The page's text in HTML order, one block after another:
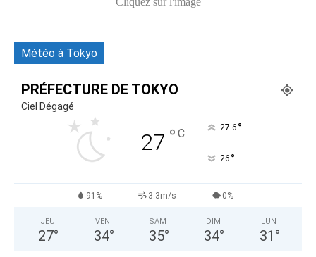
Météo à Tokyo
PRÉFECTURE DE TOKYO
Ciel Dégagé
27 ° C 27.6 °
26 °
91% 3.3m/s 0%
JEU
27°
VEN
34°
SAM
35°
DIM
34°
LUN
31 °